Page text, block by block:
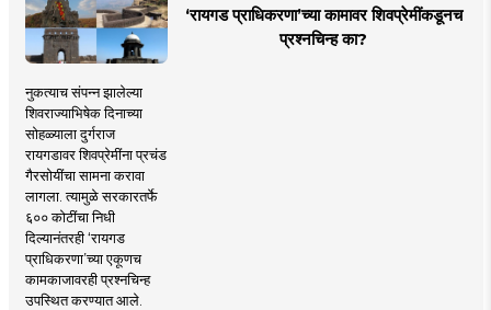
‘रायगड प्राधिकरणा’च्या कामावर शिवप्रेमींकडूनच
प्रश्नचिन्ह का?
नुकत्याच संपन्न झालेल्या
शिवराज्याभिषेक दिनाच्या
सोहळ्याला दुर्गराज
रायगडावर शिवप्रेमींना प्रचंड
गैरसोयींचा सामना करावा
लागला. त्यामुळे सरकारतर्फे
६०० कोटींचा निधी
दिल्यानंतरही ‘रायगड
प्राधिकरणा’च्या एकूणच
कामकाजावरही प्रश्नचिन्ह
उपस्थित करण्यात आले.